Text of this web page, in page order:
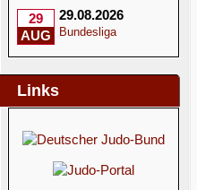
29
AUG
29.08.2026
Bundesliga
Links